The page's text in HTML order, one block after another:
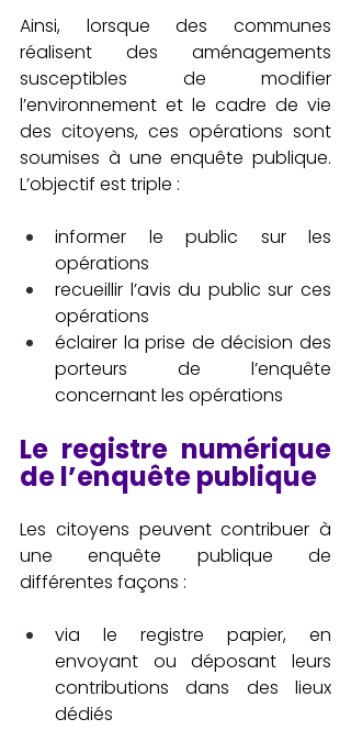
Ainsi, lorsque des communes
réalisent des aménagements
susceptibles de modifier
l’environnement et le cadre de vie
des citoyens, ces opérations sont
soumises à une enquête publique.
L’objectif est triple :
informer le public sur les
opérations
recueillir l’avis du public sur ces
opérations
éclairer la prise de décision des
porteurs de l’enquête
concernant les opérations
Le registre numérique
de l’enquête publique
Les citoyens peuvent contribuer à
une enquête publique de
différentes façons :
via le registre papier, en
envoyant ou déposant leurs
contributions dans des lieux
dédiés